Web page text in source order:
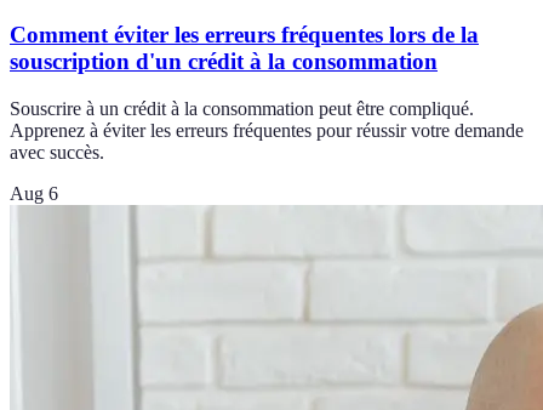
Comment éviter les erreurs fréquentes lors de la
souscription d'un crédit à la consommation
Souscrire à un crédit à la consommation peut être compliqué.
Apprenez à éviter les erreurs fréquentes pour réussir votre demande
avec succès.
Aug 6